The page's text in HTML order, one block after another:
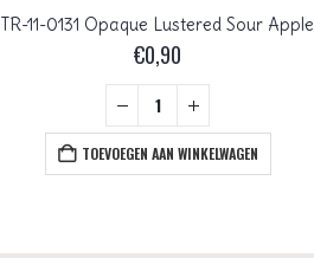
TR-11-0131 Opaque Lustered Sour Apple
€0,90
TOEVOEGEN AAN WINKELWAGEN